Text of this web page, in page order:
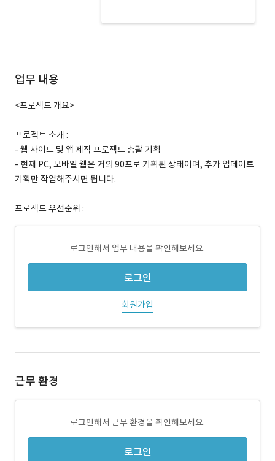
업무 내용
<프로젝트 개요>
프로젝트 소개 :
- 웹 사이트 및 앱 제작 프로젝트 총괄 기획
- 현재 PC, 모바일 웹은 거의 90프로 기획된 상태이며, 추가 업데이트
기획만 작업해주시면 됩니다.
프로젝트 우선순위 :
로그인해서 업무 내용을 확인해보세요.
로그인
회원가입
근무 환경
로그인해서 근무 환경을 확인해보세요.
로그인